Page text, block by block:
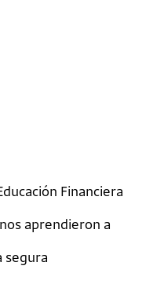
Financiera
aprendieron a
segura